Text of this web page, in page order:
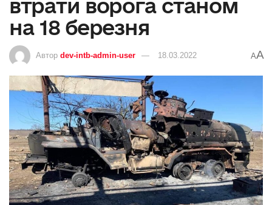
втрати ворога станом
на 18 березня
Автор dev-intb-admin-user 18.03.2022 AA